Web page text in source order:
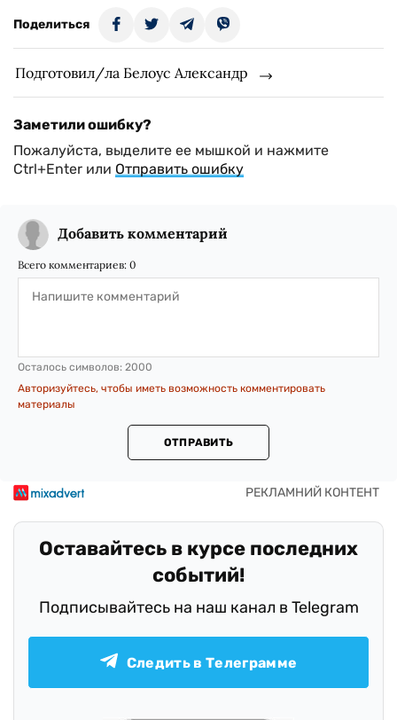
Поделиться
Подготовил/ла Белоус Александр
Заметили ошибку?
Пожалуйста, выделите ее мышкой и нажмите
Ctrl+Enter или Отправить ошибку
Добавить комментарий
Всего комментариев: 0
Осталось символов: 2000
Авторизуйтесь, чтобы иметь возможность комментировать
материалы
ОТПРАВИТЬ
Оставайтесь в курсе последних
событий!
Подписывайтесь на наш канал в Telegram
Следить в Телеграмме